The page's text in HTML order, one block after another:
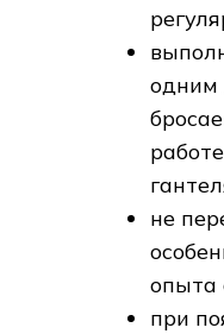
одним
не
опыта
при